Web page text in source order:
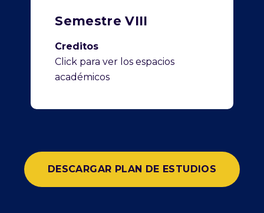
Semestre VIII
Creditos
Click para ver los espacios
académicos
DESCARGAR PLAN DE ESTUDIOS